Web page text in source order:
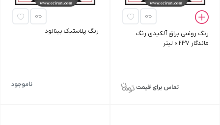
رنگ روغنی براق آلکیدی رنگ
ماندگار 0.237 لیتر
تماس برای قیمت
رنگ پلاستیک بینالود
ناموجود